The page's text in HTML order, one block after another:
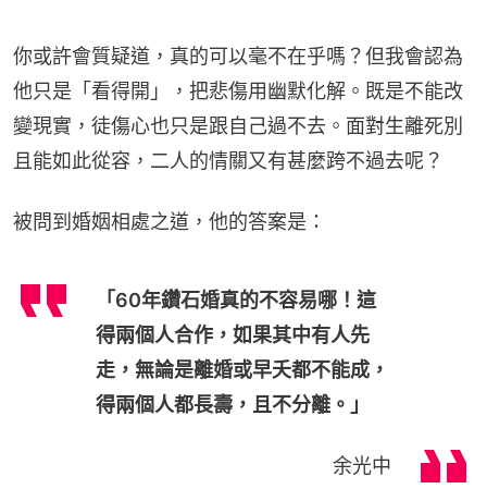
你或許會質疑道，真的可以毫不在乎嗎？但我會認為
他只是「看得開」，把悲傷用幽默化解。既是不能改
變現實，徒傷心也只是跟自己過不去。面對生離死別
且能如此從容，二人的情關又有甚麼跨不過去呢？
被問到婚姻相處之道，他的答案是：
「60年鑽石婚真的不容易哪！這
得兩個人合作，如果其中有人先
走，無論是離婚或早夭都不能成，
得兩個人都長壽，且不分離。」
余光中